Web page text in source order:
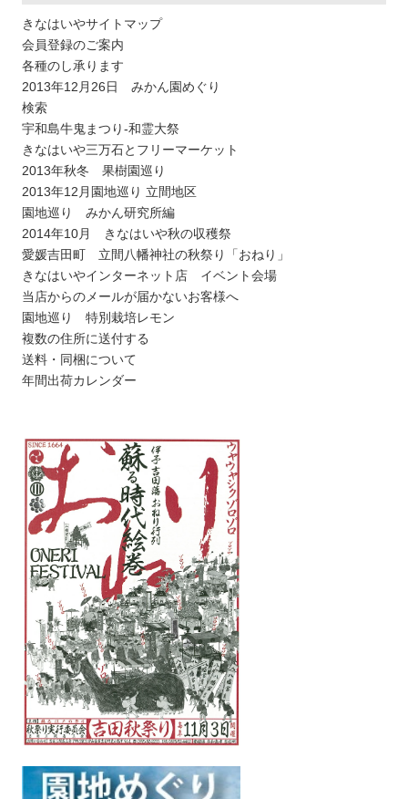
きなはいやサイトマップ
会員登録のご案内
各種のし承ります
2013年12月26日 みかん園めぐり
検索
宇和島牛鬼まつり-和霊大祭
きなはいや三万石とフリーマーケット
2013年秋冬 果樹園巡り
2013年12月園地巡り 立間地区
園地巡り みかん研究所編
2014年10月 きなはいや秋の収穫祭
愛媛吉田町 立間八幡神社の秋祭り「おねり」
きなはいやインターネット店 イベント会場
当店からのメールが届かないお客様へ
園地巡り 特別栽培レモン
複数の住所に送付する
送料・同梱について
年間出荷カレンダー